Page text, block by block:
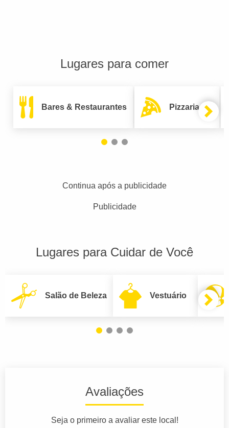
Lugares para comer
Bares & Restaurantes Pizzarias
Continua após a publicidade
Publicidade
Lugares para Cuidar de Você
Salão de Beleza Vestuário
Avaliações
Seja o primeiro a avaliar este local!